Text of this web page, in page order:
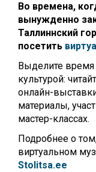
Во времена,
вынужденно
Таллиннский
посетить
Выделите время
культурой:
онлайн-
материалы,
мастер-классах.
Подробнее о
виртуальном
Stolitsa.ee